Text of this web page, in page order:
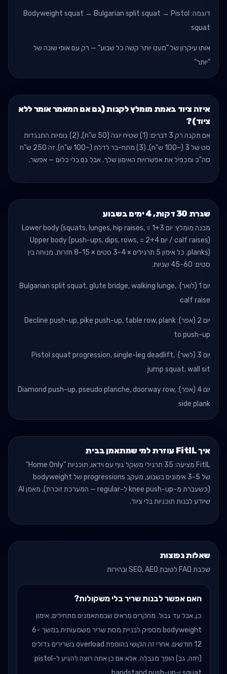
דוגמה: Bodyweight squat → Bulgarian split squat → Pistol
squat
אותו עיקרון של "מעט יותר קשה כל שבוע" — רק עם אופי שונה של
"יותר"
איזה ציוד באמת מומלץ לקנות (גם אם המאמר אומר ללא
ציוד)?
אם תקנה רק 3 דברים: (1) שטיח יוגה (50 ש"ח), (2) גומיות התנגדות
סט של 3 (~100 ש"ח), (3) מתח-בר לדלת (~100 ש"ח). זה 250 ש"ח
סה"כ ומכפיל את אפשרויות האימון שלך. אבל גם בלי כלום — אפשר.
שגרת 30 דקות, 4 ימים בשבוע
מבנה מומלץ: יום 1+3 = Lower body (squats, lunges, hip raises,
calf raises) / יום 2+4 = Upper body (push-ups, dips, rows,
planks). כל אימון 5 תרגילים × 3-4 סטים × 8-15 חזרות. מנוחה בין
סטים: 45-60 שניות.
יום 1 (לואר): Bulgarian split squat, glute bridge, walking lunge,
calf raise
יום 2 (אפר): Decline push-up, pike push-up, table row, plank
to push-up
יום 3 (לואר): Pistol squat progression, single-leg deadlift,
jump squat, wall sit
יום 4 (אפר): Diamond push-up, pseudo planche, doorway row,
side plank
איך FitIL עוזרת למי שמתאמן בבית
FitIL מציעה: 35 תרגילי משקל גוף עם וידאו, תוכניות "Home Only"
של 3-5 אימונים בשבוע, מעקב progressions של bodyweight
(כשעברת מ-knee push-up ל-regular — המערכת זוכרת), מאמן AI
שיודע לבנות תוכניות בלי ציוד.
שאלות נפוצות
שכבת FAQ לטובת SEO, AEO ובהירות
האם אפשר לבנות שריר בלי משקולות?
כן, אבל עד גבול. מחקרים מראים שבמתאמנים מתחילים, אימון
bodyweight מספיק לבניית מסת שריר משמעותית במשך 6-
12 חודשים. אחרי זה הקושי בהוספת overload בשרירים גדולים
(חזה, גב) הופך מגבלה. אלא אם כן אתה רוצה להגיע ל-pistol